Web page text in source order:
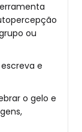
ou
e
o gelo e